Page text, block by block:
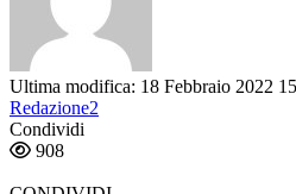
Ultima modifica: 18 Febbraio 2022
Redazione2
Condividi
908